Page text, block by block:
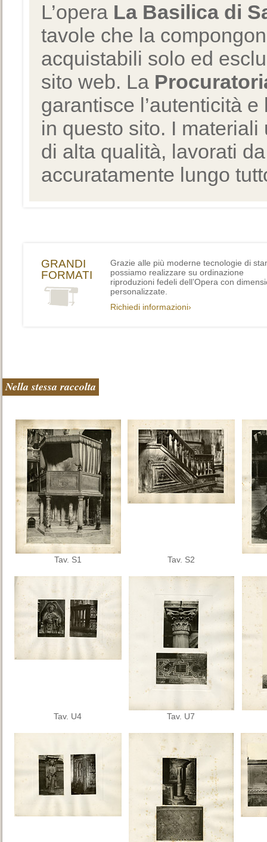
L’opera La Basilica di
tavole che la
acquistabili solo ed
sito web. La
garantisce l’autenticità
in questo sito. I
di alta qualità, lavorati
accuratamente lungo
GRANDI
FORMATI
Grazie alle più moderne tecnologie di
possiamo realizzare su ordinazione
riproduzioni fedeli dell’Opera con
personalizzate.
Richiedi informazioni›
Nella stessa raccolta
Tav. S1 Tav. S2
Tav. U4 Tav. U7